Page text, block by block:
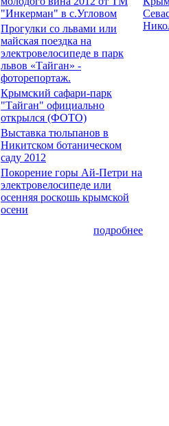
"Инкерман" в с.Угловом
Прогулки cо львами или
майская поездка на
электровелосипеде в парк
львов «Тайган» -
фоторепортаж.
Крымский сафари-парк
"Тайган" официально
открылся (ФОТО)
Выставка тюльпанов в
Никитском ботаническом
саду 2012
Покорение горы Ай-Петри на
электровелосипеде или
осенняя роскошь крымской
осени
подробнее